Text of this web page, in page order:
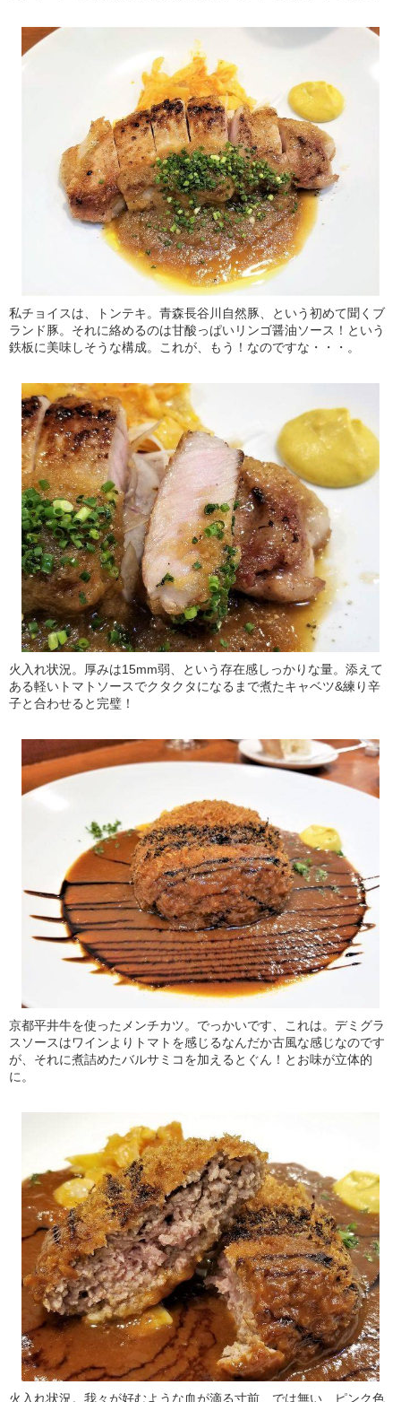
私チョイスは、トンテキ。青森長谷川自然豚、という初めて聞くブ
ランド豚。それに絡めるのは甘酸っぱいリンゴ醤油ソース！という
鉄板に美味しそうな構成。これが、もう！なのですな・・・。
火入れ状況。厚みは15mm弱、という存在感しっかりな量。添えて
ある軽いトマトソースでクタクタになるまで煮たキャベツ&練り辛
子と合わせると完璧！
京都平井牛を使ったメンチカツ。でっかいです、これは。デミグラ
スソースはワインよりトマトを感じるなんだか古風な感じなのです
が、それに煮詰めたバルサミコを加えるとぐん！とお味が立体的
に。
火入れ状況。我々が好むような血が滴る寸前、では無い、ピンク色